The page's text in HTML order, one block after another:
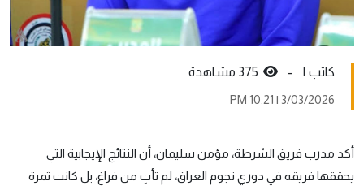
کاتب ١ -
3/03/2026 | 10:21 PM
أكد مدرب فريق الشرطة، مؤمن سليمان، أن النتائج الإيجابية التي
يحققها فريقه في دوري نجوم العراق، لم تأتِ من فراغ، بل كانت ثمرة